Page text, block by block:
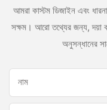
আমরা কাস্টম ডিজাইন এবং
সক্ষম। আরো তথ্যের জন্য, দয়া
অনুসন্ধানের
নাম